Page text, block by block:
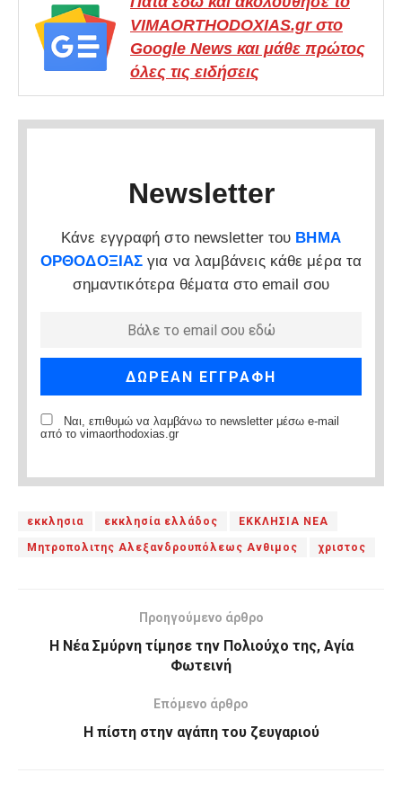
VIMAORTHODOXIAS.gr στο
Google News και μάθε πρώτος
όλες τις ειδήσεις
Newsletter
Κάνε εγγραφή στο newsletter του ΒΗΜΑ
ΟΡΘΟΔΟΞΙΑΣ για να λαμβάνεις κάθε μέρα τα
σημαντικότερα θέματα στο email σου
Ναι, επιθυμώ να λαμβάνω το newsletter μέσω e-mail
από το vimaorthodoxias.gr
εκκλησια εκκλησία ελλάδος ΕΚΚΛΗΣΙΑ ΝΕΑ
Μητροπολιτης Αλεξανδρουπόλεως Ανθιμος χριστος
Προηγούμενο άρθρο
Η Νέα Σμύρνη τίμησε την Πολιούχο της, Αγία
Φωτεινή
Επόμενο άρθρο
Η πίστη στην αγάπη του ζευγαριού